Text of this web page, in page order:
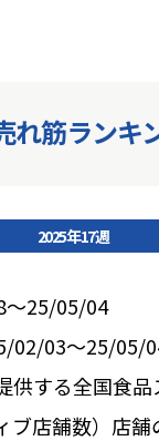
れ筋ランキ
2025年17週
～25/05/04
02/03～25/05/
供する全国食
ブ店舗数）店